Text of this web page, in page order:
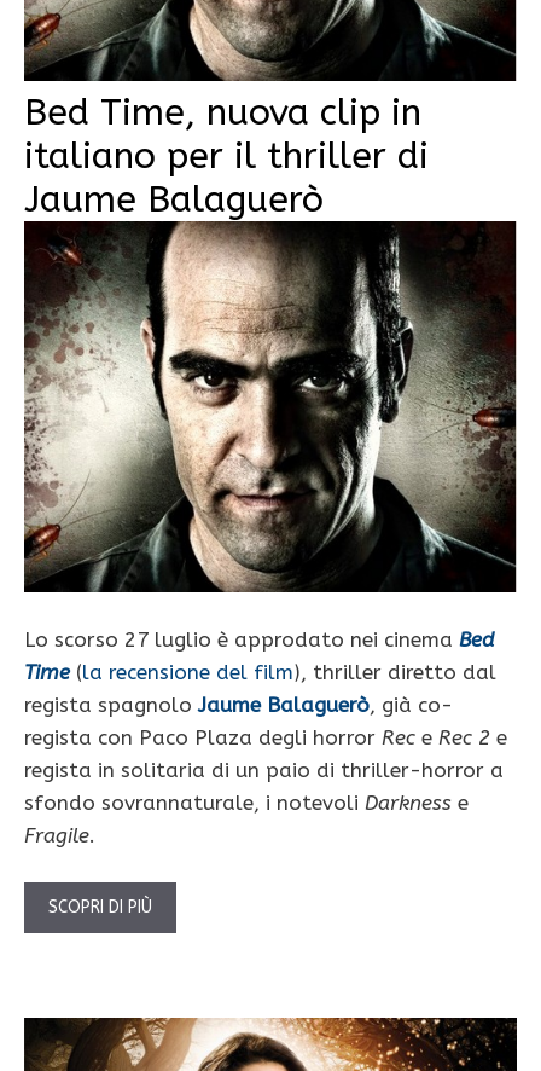
Bed Time, nuova clip in
italiano per il thriller di
Jaume Balaguerò
Lo scorso 27 luglio è approdato nei cinema Bed
Time(la recensione del film), thriller diretto dal
regista spagnolo Jaume Balaguerò, già co-
regista con Paco Plaza degli horror Rec e Rec 2 e
regista in solitaria di un paio di thriller-horror a
sfondo sovrannaturale, i notevoli Darkness e
Fragile.
SCOPRI DI PIÙ